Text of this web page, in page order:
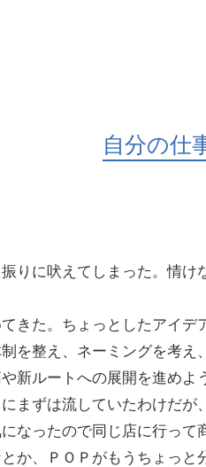
自分の仕
りに吠えてしまった。情け
きた。ちょっとしたアイデ
を整え、ネーミングを考え
新ルートへの展開を進め
まずは流していたわけだ
なったので同じ店に行っ
か、ＰＯＰがもうちょっ